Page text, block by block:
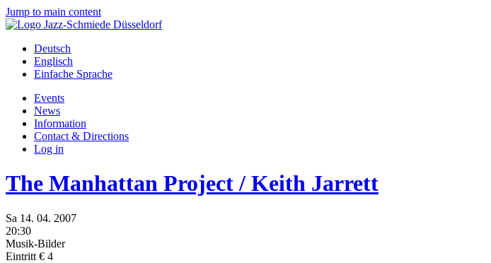
Jump to main content
Deutsch
Englisch
Einfache Sprache
Events
News
Information
Contact & Directions
Log in
The Manhattan Project / Keith Jarrett
Sa 14. 04. 2007
20:30
Musik-Bilder
Eintritt € 4